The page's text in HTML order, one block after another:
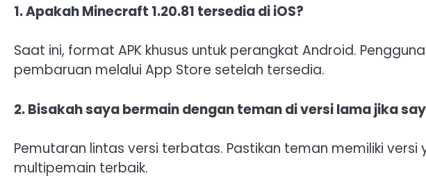
1. Apakah Minecraft 1.20.81 tersedia di iOS?
Saat ini, format APK khusus untuk perangkat Android.
pembaruan melalui App Store setelah tersedia.
2. Bisakah saya bermain dengan teman di versi lama jika
Pemutaran lintas versi terbatas. Pastikan teman memiliki
multipemain terbaik.